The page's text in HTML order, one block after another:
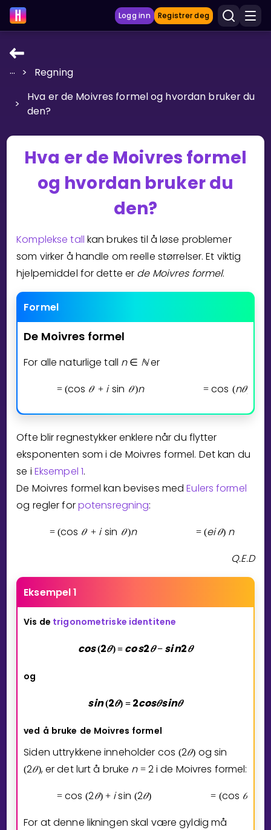
Logg inn Registrer deg
LÆRINGSVERKTØY
Læreplan
Junior Matte
Vis mer
Inviter en venn
Velg læreplan
... > Regning
>
Hva er de Moivres formel og hvordan bruker du
den?
Hva er de Moivres formel
og hvordan bruker du
den?
Komplekse tall kan brukes til å løse problemer
som virker å handle om reelle størrelser. Et viktig
hjelpemiddel for dette er de Moivres formel.
Formel
De Moivres formel
For alle naturlige tall n ∈ ℕer
= (cos 𝜃 + i sin 𝜃)n = cos (n𝜃)
Ofte blir regnestykker enklere når du flytter
eksponenten som i de Moivres formel. Det kan du
se i Eksempel 1.
De Moivres formel kan bevises medEulers formel
og regler forpotensregning:
= (cos 𝜃 + i sin 𝜃)n = (ei𝜃) n
Q.E.D
Eksempel 1
Vis de trigonometriske identitene
cos(2𝜃)= cos2𝜃− sin2𝜃
og
sin(2𝜃) = 2cos𝜃sin𝜃
ved å bruke de Moivres formel
Siden uttrykkene inneholder cos (2𝜃) ogsin
(2𝜃), er det lurt å bruke n = 2i de Moivres formel:
= cos (2𝜃) + isin (2𝜃) = (cos 𝜃
For at denne likningen skal være gyldig må